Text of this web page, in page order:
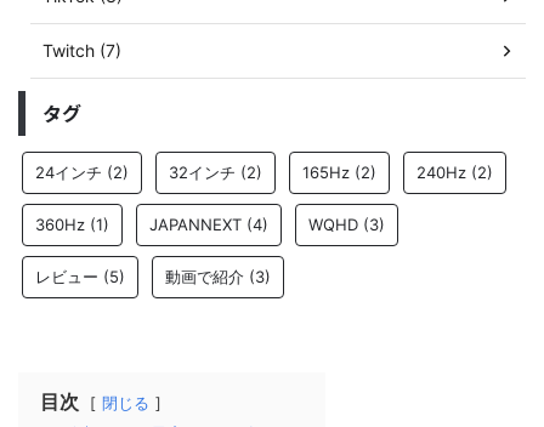
Twitch (7)
タグ
24インチ (2) 32インチ (2) 165Hz (2) 240Hz (2)
360Hz (1) JAPANNEXT (4) WQHD (3)
レビュー (5) 動画で紹介 (3)
目次 閉じる